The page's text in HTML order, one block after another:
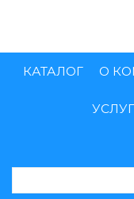
КАТАЛОГ О